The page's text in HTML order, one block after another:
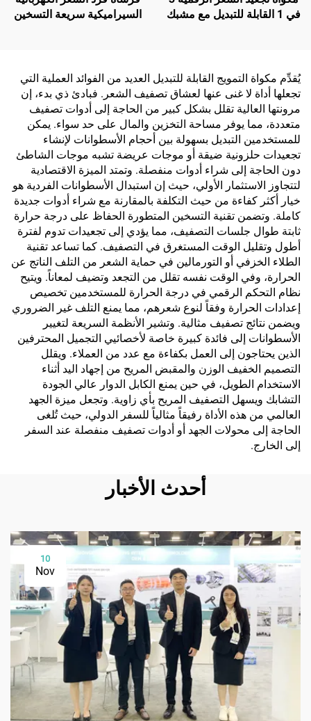
في 1 القابلة للتبديل مع مشبك
السيراميكية سريعة التسخين
يُقدِّم مكواة التمويج القابلة للتبديل العديد من الفوائد العملية التي
تجعلها أداة لا غنى عنها لعشاق تصفيف الشعر. فبادئ ذي بدء، إن
مرونتها العالية تقلل بشكل كبير من الحاجة إلى أدوات تصفيف
متعددة، مما يوفر مساحة التخزين والمال على حد سواء. يمكن
للمستخدمين التبديل بسهولة بين أحجام الأسطوانات لإنشاء
تجعيدات حلزونية ضيقة أو موجات عريضة تشبه موجات الشاطئ
دون الحاجة إلى شراء أدوات منفصلة. وتمتد الميزة الاقتصادية
لتتجاوز الاستثمار الأولي، حيث إن استبدال الأسطوانات الفردية هو
خيار أكثر كفاءة من حيث التكلفة بالمقارنة مع شراء أدوات جديدة
كاملة. وتضمن تقنية التسخين المتطورة الحفاظ على درجة حرارة
ثابتة طوال جلسات التصفيف، مما يؤدي إلى تجعيدات تدوم لفترة
أطول وتقليل الوقت المستغرق في التصفيف. كما تساعد تقنية
الطلاء الخزفي أو التورمالين في حماية الشعر من التلف الناتج عن
الحرارة، وفي الوقت نفسه تقلل من التجعد وتضيف لمعاناً. ويتيح
نظام التحكم الرقمي في درجة الحرارة للمستخدمين تخصيص
إعدادات الحرارة وفقاً لنوع شعرهم، مما يمنع التلف غير الضروري
ويضمن نتائج تصفيف مثالية. وتشير الأنظمة السريعة لتغيير
الأسطوانات إلى فائدة كبيرة خاصة لأخصائيي التجميل المحترفين
الذين يحتاجون إلى العمل بكفاءة مع عدد من العملاء. ويقلل
التصميم الخفيف الوزن والمقبض المريح من إجهاد اليد أثناء
الاستخدام الطويل، في حين يمنع الكابل الدوار عالي الجودة
التشابك ويسهل التصفيف المريح بأي زاوية. وتجعل ميزة الجهد
العالمي من هذه الأداة رفيقاً مثالياً للسفر الدولي، حيث تُلغى
الحاجة إلى محولات الجهد أو أدوات تصفيف منفصلة عند السفر
إلى الخارج.
أحدث الأخبار
10
Nov